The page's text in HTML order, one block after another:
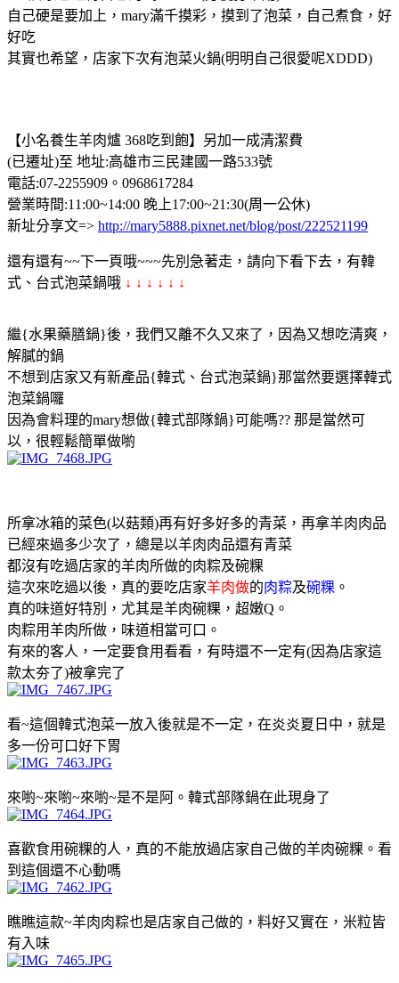
自己硬是要加上，mary滿千摸彩，摸到了泡菜，自己煮食，好
好吃
其實也希望，店家下次有泡菜火鍋(明明自己很愛呢XDDD)
【小名養生羊肉爐 368吃到飽】另加一成清潔費
(已遷址)至 地址:高雄市三民建國一路533號
電話:07-2255909。0968617284
營業時間:11:00~14:00 晚上17:00~21:30(周一公休)
新址分享文=> http://mary5888.pixnet.net/blog/post/222521199
還有還有~~下一頁哦~~~先別急著走，請向下看下去，有韓
式、台式泡菜鍋哦 ↓ ↓ ↓ ↓ ↓ ↓
繼{水果藥膳鍋}後，我們又離不久又來了，因為又想吃清爽，
解膩的鍋
不想到店家又有新產品{韓式、台式泡菜鍋}那當然要選擇韓式
泡菜鍋囉
因為會料理的mary想做{韓式部隊鍋}可能嗎?? 那是當然可
以，很輕鬆簡單做喲
所拿冰箱的菜色(以菇類)再有好多好多的青菜，再拿羊肉肉品
已經來過多少次了，總是以羊肉肉品還有青菜
都沒有吃過店家的羊肉所做的肉粽及碗粿
這次來吃過以後，真的要吃店家羊肉做的肉粽及碗粿 。
真的味道好特別，尤其是羊肉碗粿，超嫩Q。
肉粽用羊肉所做，味道相當可口。
有來的客人，一定要食用看看，有時還不一定有(因為店家這
款太夯了)被拿完了
看~這個韓式泡菜一放入後就是不一定，在炎炎夏日中，就是
多一份可口好下胃
來喲~來喲~來喲~是不是阿。韓式部隊鍋在此現身了
喜歡食用碗粿的人，真的不能放過店家自己做的羊肉碗粿。看
到這個還不心動嗎
瞧瞧這款~羊肉肉粽也是店家自己做的，料好又實在，米粒皆
有入味